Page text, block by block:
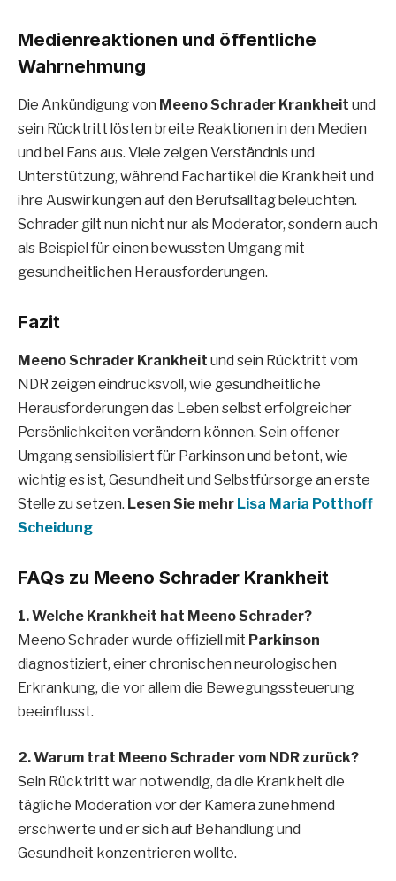
Medienreaktionen und öffentliche
Wahrnehmung
Die Ankündigung von Meeno Schrader Krankheit und
sein Rücktritt lösten breite Reaktionen in den Medien
und bei Fans aus. Viele zeigen Verständnis und
Unterstützung, während Fachartikel die Krankheit und
ihre Auswirkungen auf den Berufsalltag beleuchten.
Schrader gilt nun nicht nur als Moderator, sondern auch
als Beispiel für einen bewussten Umgang mit
gesundheitlichen Herausforderungen.
Fazit
Meeno Schrader Krankheit und sein Rücktritt vom
NDR zeigen eindrucksvoll, wie gesundheitliche
Herausforderungen das Leben selbst erfolgreicher
Persönlichkeiten verändern können. Sein offener
Umgang sensibilisiert für Parkinson und betont, wie
wichtig es ist, Gesundheit und Selbstfürsorge an erste
Stelle zu setzen. Lesen Sie mehr Lisa Maria Potthoff
Scheidung
FAQs zu Meeno Schrader Krankheit
1. Welche Krankheit hat Meeno Schrader?
Meeno Schrader wurde offiziell mit Parkinson
diagnostiziert, einer chronischen neurologischen
Erkrankung, die vor allem die Bewegungssteuerung
beeinflusst.
2. Warum trat Meeno Schrader vom NDR zurück?
Sein Rücktritt war notwendig, da die Krankheit die
tägliche Moderation vor der Kamera zunehmend
erschwerte und er sich auf Behandlung und
Gesundheit konzentrieren wollte.